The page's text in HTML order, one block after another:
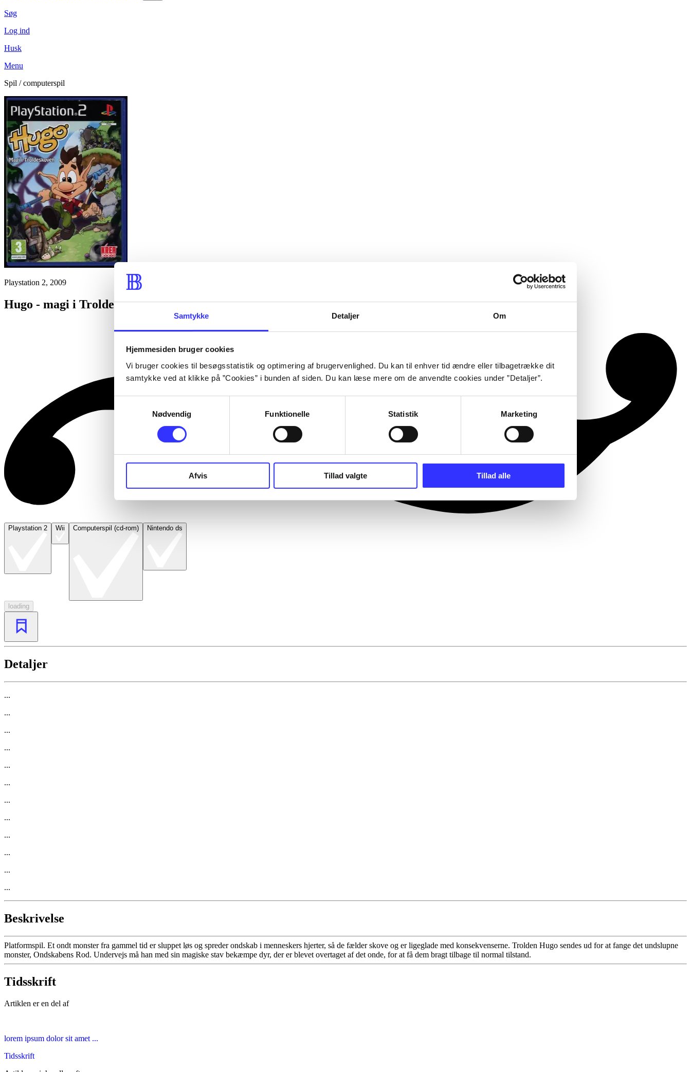
Samtykke Detaljer Om
Hjemmesiden bruger cookies
Vi bruger cookies til besøgsstatistik og optimering af brugervenlighed. Du kan til enhver tid ændre eller tilbagetrække dit
samtykke ved at klikke på ”Cookies” i bunden af siden. Du kan læse mere om de anvendte cookies under ”Detaljer”.
Nødvendig
Funktionelle Statistik Marketing
Afvis Tillad valgte Tillad alle
Søg
Log ind
Husk
Menu
Spil / computerspil
Playstation 2, 2009
Hugo - magi i Troldeskoven
Playstation 2 Wii Computerspil (cd-rom) Nintendo ds
loading
Detaljer
...
...
...
...
...
...
...
...
...
...
...
...
Beskrivelse
Platformspil. Et ondt monster fra gammel tid er sluppet løs og spreder ondskab i menneskers hjerter, så de fælder skove og er ligeglade med konsekvenserne. Trolden Hugo sendes ud for at fange det undslupne
monster, Ondskabens Rod. Undervejs må han med sin magiske stav bekæmpe dyr, der er blevet overtaget af det onde, for at få dem bragt tilbage til normal tilstand.
Tidsskrift
Artiklen er en del af
lorem ipsum dolor sit amet ...
Tidsskrift